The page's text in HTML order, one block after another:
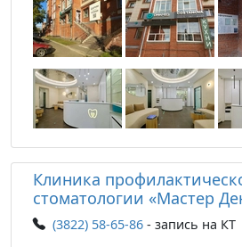
Клиника
стоматологии «Мастер
(3822) 58-65-86 - запись на КТ